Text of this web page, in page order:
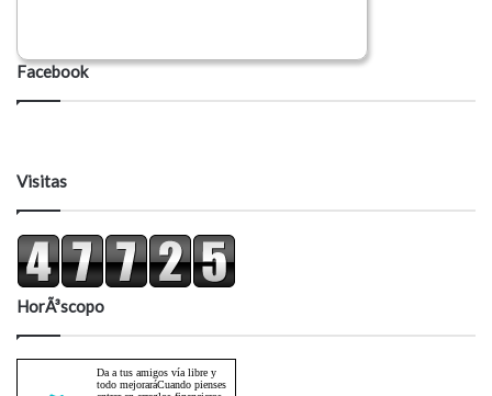
Facebook
Visitas
HorÃ³scopo